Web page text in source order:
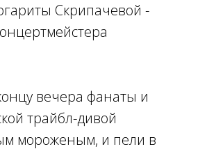
Скрипачевой -
вечера фанаты и
трайбл-дивой
мороженым, и пели в